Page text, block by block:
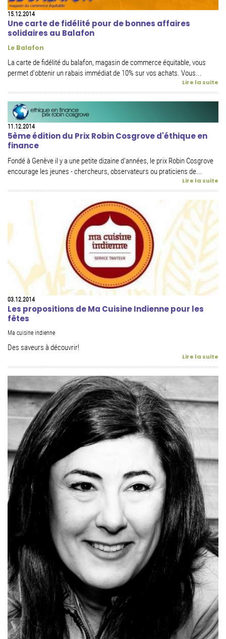
15.12.2014
Une carte de fidélité pour de bonnes affaires
solidaires au Balafon
Le Balafon
La carte de fidélité du balafon, magasin de commerce équitable, vous
permet d'obtenir un rabais immédiat de 10% sur vos achats. Vous...
Lire la suite
11.12.2014
5ème édition du Prix Robin Cosgrove d'éthique en
finance
Fondé à Genève il y a une petite dizaine d'années, le prix Robin Cosgrove
encourage les jeunes - chercheurs, observateurs ou praticiens de...
Lire la suite
03.12.2014
Les propositions de Ma Cuisine Indienne pour les
fêtes
Ma cuisine indienne
Des saveurs à découvrir!
Lire la suite